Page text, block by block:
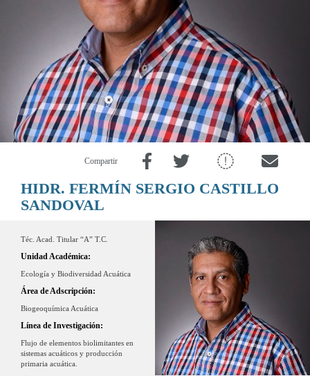
Compartir
HIDR. FERMÍN SERGIO CASTILLO
SANDOVAL
Téc. Acad. Titular “A” T.C.
Unidad Académica:
Ecología y Biodiversidad Acuática
Área de Adscripción:
Biogeoquímica Acuática
Línea de Investigación:
Flujo de elementos biolimitantes en
sistemas acuáticos y producción
primaria acuática.